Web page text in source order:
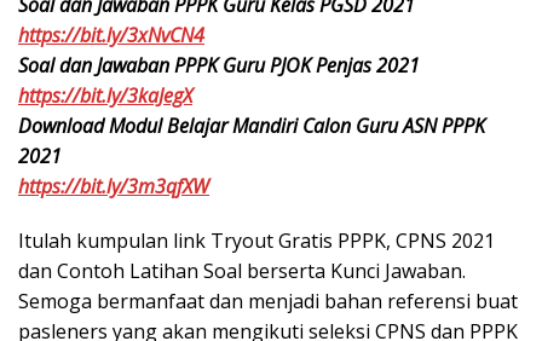
https://bit.ly/3xNvCN4
Soal dan Jawaban PPPK Guru PJOK Penjas 2021
https://bit.ly/3kaJegX
Download Modul Belajar Mandiri Calon Guru ASN PPPK
2021
https://bit.ly/3m3qfXW
Itulah kumpulan link Tryout Gratis PPPK, CPNS 2021
dan Contoh Latihan Soal berserta Kunci Jawaban.
Semoga bermanfaat dan menjadi bahan referensi buat
pasleners yang akan mengikuti seleksi CPNS dan PPPK